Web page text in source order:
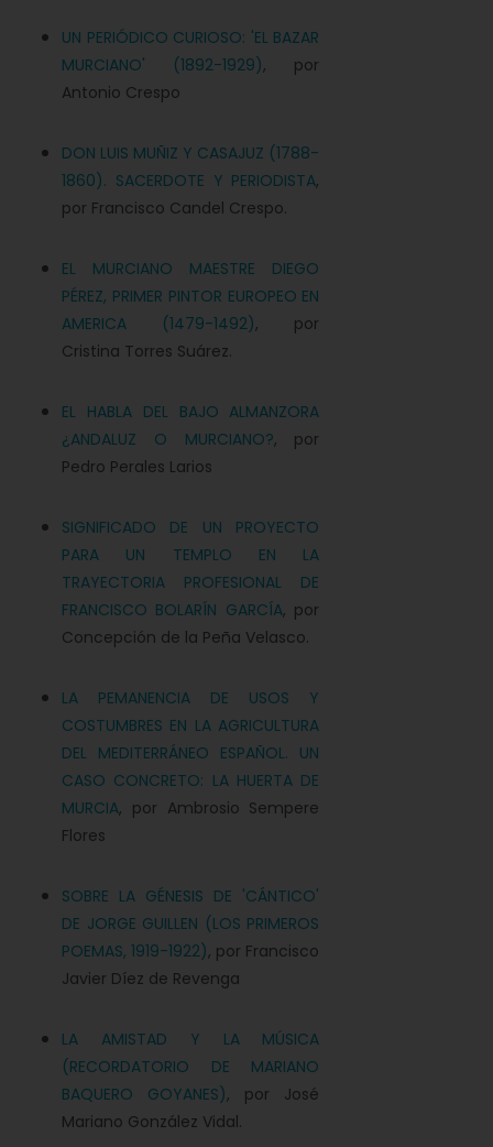
UN PERIÓDICO CURIOSO: 'EL BAZAR
MURCIANO' (1892-1929), por
Antonio Crespo
DON LUIS MUÑIZ Y CASAJUZ (1788-
1860). SACERDOTE Y PERIODISTA,
por Francisco Candel Crespo.
EL MURCIANO MAESTRE DIEGO
PÉREZ, PRIMER PINTOR EUROPEO EN
AMERICA (1479-1492), por
Cristina Torres Suárez.
EL HABLA DEL BAJO ALMANZORA
¿ANDALUZ O MURCIANO?, por
Pedro Perales Larios
SIGNIFICADO DE UN PROYECTO
PARA UN TEMPLO EN LA
TRAYECTORIA PROFESIONAL DE
FRANCISCO BOLARÍN GARCÍA, por
Concepción de la Peña Velasco.
LA PEMANENCIA DE USOS Y
COSTUMBRES EN LA AGRICULTURA
DEL MEDITERRÁNEO ESPAÑOL. UN
CASO CONCRETO: LA HUERTA DE
MURCIA, por Ambrosio Sempere
Flores
SOBRE LA GÉNESIS DE 'CÁNTICO'
DE JORGE GUILLEN (LOS PRIMEROS
POEMAS, 1919-1922), por Francisco
Javier Díez de Revenga
LA AMISTAD Y LA MÚSICA
(RECORDATORIO DE MARIANO
BAQUERO GOYANES), por José
Mariano González Vidal.